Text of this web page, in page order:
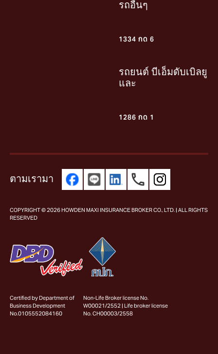
รถอื่นๆ
1334 กด 6
รถยนต์ บีเอ็มดับเบิลยู
และ
1286 กด 1
ตามเรามา
COPYRIGHT © 2026 HOWDEN MAXI INSURANCE BROKER CO., LTD. | ALL RIGHTS
RESERVED
Certified by Department of
Business Development
No.0105552084160
Non-Life Broker license No.
W00021/2552 | Life broker license
No. CH00003/2558